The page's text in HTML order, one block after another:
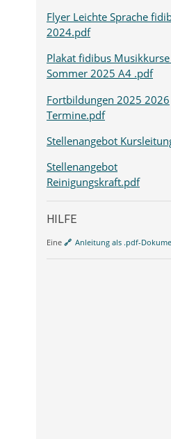
Flyer Leichte Sprache
2024.pdf
Plakat fidibus
Sommer 2025 A4 .pdf
Fortbildungen 2025 2026
Termine.pdf
Stellenangebot
Stellenangebot
Reinigungskraft.pdf
HILFE
Eine Anleitung als .pdf-